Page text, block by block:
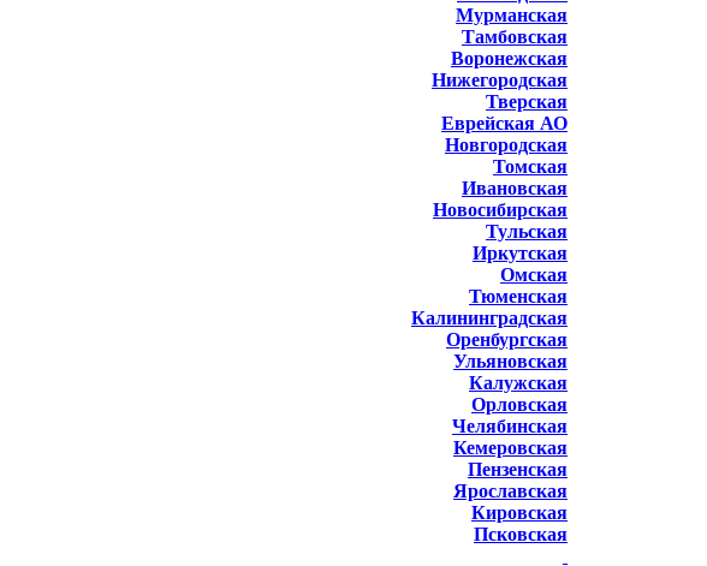
Мурманская
Тамбовская
Воронежская
Нижегородская
Тверская
Еврейская АО
Новгородская
Томская
Ивановская
Новосибирская
Тульская
Иркутская
Омская
Тюменская
Калининградская
Оренбургская
Ульяновская
Калужская
Орловская
Челябинская
Кемеровская
Пензенская
Ярославская
Кировская
Псковская